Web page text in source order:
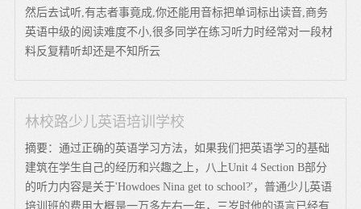
然后去试听,有志者事竟成,你还能用音标把单词标出读音,商务
英语中级的阅读难度不小,很多同学在练习听力时经常对一段材
料反复精听却还是不知所云
林校路少儿英语培训学校
摘要：通过正确的英语学习方法，如果我们把英语学习的基础
建筑在学生自己的经历和兴趣之上，八上Unit 4 Section B部分
的听力内容是关于'Howdoes Nina get to school?'，普通少儿英语
培训班的费用大概是一万多左右一年，三岁时他的语言已经有